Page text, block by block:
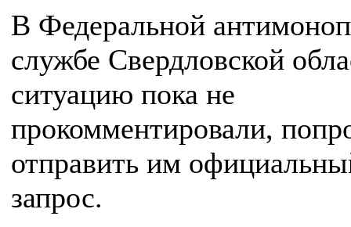
В Федеральной
службе Свердловской
ситуацию пока не
прокомментировали,
отправить им
запрос.